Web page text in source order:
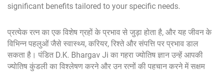
significant benefits tailored to your specific needs.
प्रत्येक रत्न का एक विशेष ग्रहों के प्रभाव से जुड़ा होता है, और यह जीवन के
विभिन्न पहलुओं जैसे स्वास्थ्य, करियर, रिश्ते और संपत्ति पर प्रभाव डाल
सकता है। पंडित D.K. Bhargav Ji का गहरा ज्योतिष ज्ञान उन्हें आपकी
ज्योतिष कुंडली का विश्लेषण करने और उन रत्नों की पहचान करने में सक्षम